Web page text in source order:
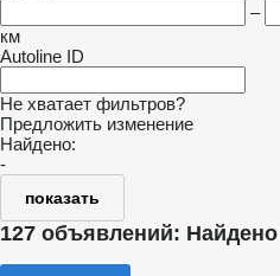
–
км
Autoline ID
Не хватает фильтров?
Предложить изменение
Найдено:
-
показать
127 объявлений: Найдено